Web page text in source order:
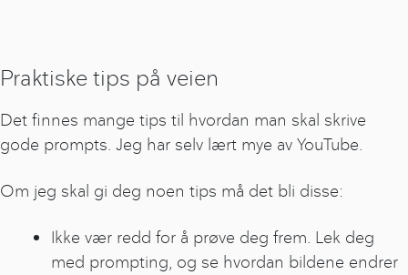
Praktiske tips på veien
Det finnes mange tips til hvordan man skal skrive
gode prompts. Jeg har selv lært mye av YouTube.
Om jeg skal gi deg noen tips må det bli disse:
Ikke vær redd for å prøve deg frem. Lek deg
med prompting, og se hvordan bildene endrer